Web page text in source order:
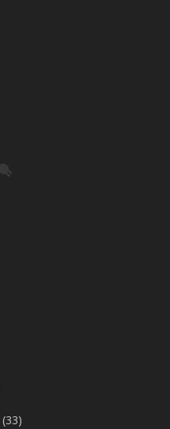
(33)